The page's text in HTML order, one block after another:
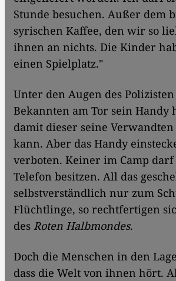
Stunde besuchen. Außer dem
syrischen Kaffee, den wir so
ihnen an nichts. Die Kinder
einen Spielplatz."
Unter den Augen des
Bekannten am Tor sein Handy
damit dieser seine
kann. Aber das Handy
verboten. Keiner im Camp
Telefon besitzen. All das
selbstverständlich nur zum
Flüchtlinge, so rechtfertigen
des Roten Halbmondes.
Doch die Menschen in den
dass die Welt von ihnen hört.